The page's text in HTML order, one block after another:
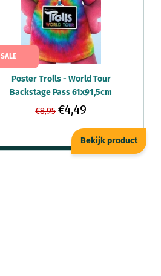
Poster Trolls - World Tour
Backstage Pass 61x91,5cm
SALE
€8,95 €4,49
Bekijk product